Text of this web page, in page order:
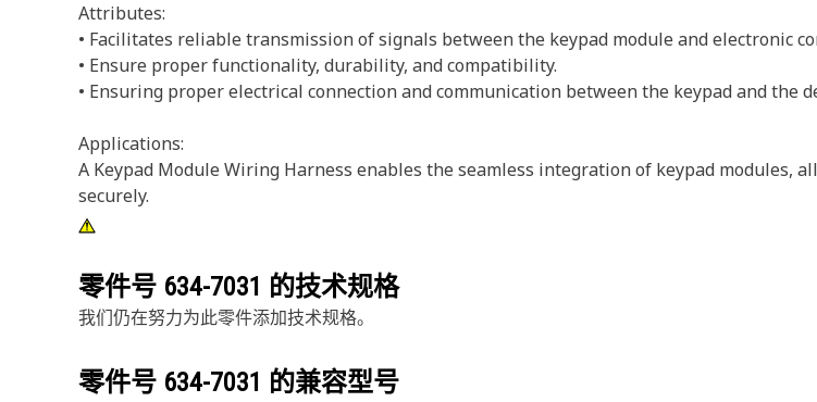
Attributes:
• Facilitates reliable transmission of signals between the keypad module and electronic
• Ensure proper functionality, durability, and compatibility.
• Ensuring proper electrical connection and communication between the keypad and the
Applications:
A Keypad Module Wiring Harness enables the seamless integration of keypad modules,
securely.
零件号 634-7031 的技术规格
我们仍在努力为此零件添加技术规格。
零件号 634-7031 的兼容型号